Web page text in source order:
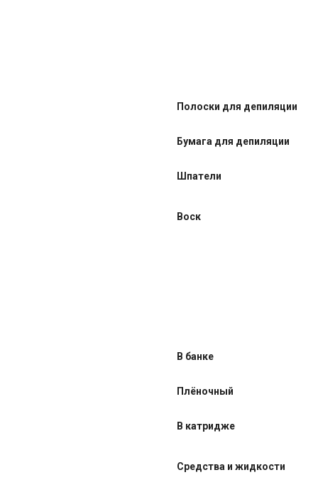
Полоски для депиляции
Бумага для депиляции
Шпатели
Воск
В банке
Плёночный
В катридже
Средства и жидкости